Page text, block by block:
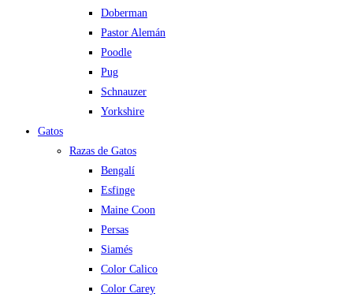
Doberman
Pastor Alemán
Poodle
Pug
Schnauzer
Yorkshire
Gatos
Razas de Gatos
Bengalí
Esfinge
Maine Coon
Persas
Siamés
Color Calico
Color Carey